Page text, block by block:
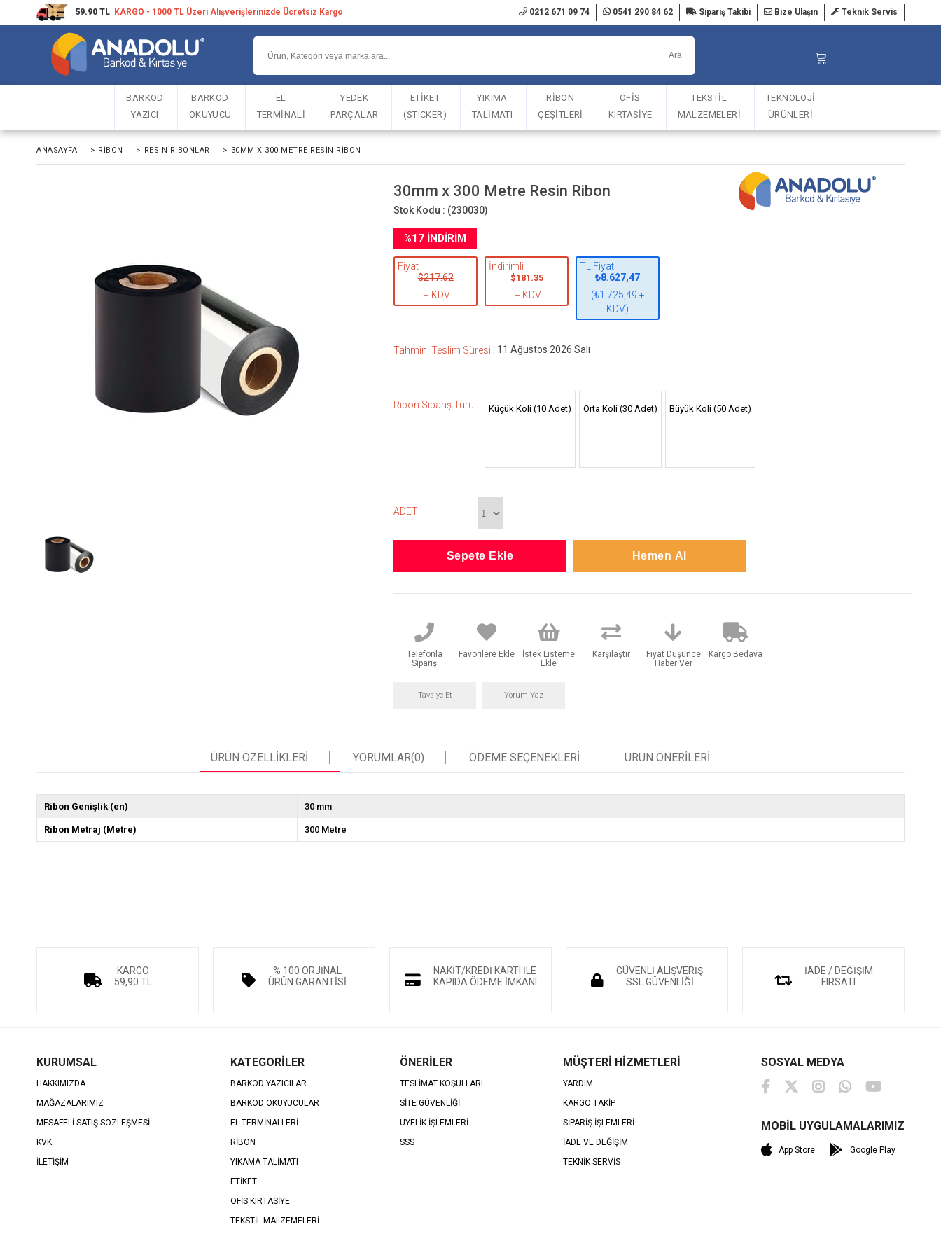
59.90 TL KARGO - 1000 TL Üzeri Alışverişlerinizde Ücretsiz Kargo 0212 671 09 74 0541 290 84 62 Sipariş Takibi Bize Ulaşın Teknik Servis
BARKOD
YAZICI
BARKOD
OKUYUCU
EL
TERMİNALİ
YEDEK
PARÇALAR
ETİKET
(STICKER)
YIKIMA
TALİMATI
RİBON
ÇEŞİTLERİ
OFİS
KIRTASİYE
TEKSTİL
MALZEMELERİ
TEKNOLOJİ
ÜRÜNLERİ
ANASAYFA > RIBON > RESIN RIBONLAR > 30MM X 300 METRE RESIN RIBON
30mm x 300 Metre Resin Ribon
Stok Kodu : (230030)
%17 İNDIRIM
Fiyat
$217.62
+ KDV
İndirimli
$181.35
+ KDV
TL Fiyat
₺8.627,47
(₺1.725,49 +
KDV)
Tahmini Teslim Süresi : 11 Ağustos 2026 Salı
Ribon Sipariş Türü : Küçük Koli (10 Adet) Orta Koli (30 Adet) Büyük Koli (50 Adet)
ADET
Telefonla
Sipariş
Favorilere Ekle
İstek Listeme
Ekle
Karşılaştır
Fiyat Düşünce
Haber Ver
Kargo Bedava
Tavsiye Et Yorum Yaz
ÜRÜN ÖZELLIKLERI YORUMLAR(0) ÖDEME SEÇENEKLERI ÜRÜN ÖNERILERI
Ribon Genişlik (en) 30 mm
Ribon Metraj (Metre) 300 Metre
KARGO
59,90 TL
% 100 ORJİNAL
ÜRÜN GARANTİSİ
NAKİT/KREDİ KARTI İLE
KAPIDA ÖDEME İMKANI
GÜVENLİ ALIŞVERİŞ
SSL GÜVENLİĞİ
İADE / DEĞİŞİM
FIRSATI
KURUMSAL
HAKKIMIZDA
MAĞAZALARIMIZ
MESAFELİ SATIŞ SÖZLEŞMESİ
KVK
İLETİŞİM
KATEGORİLER
BARKOD YAZICILAR
BARKOD OKUYUCULAR
EL TERMİNALLERİ
RİBON
YIKAMA TALİMATI
ETİKET
OFİS KIRTASİYE
TEKSTİL MALZEMELERİ
ÖNERİLER
TESLİMAT KOŞULLARI
SİTE GÜVENLİĞİ
ÜYELİK İŞLEMLERİ
SSS
MÜŞTERİ HİZMETLERİ
YARDIM
KARGO TAKİP
SİPARİŞ İŞLEMLERİ
İADE VE DEĞİŞİM
TEKNİK SERVİS
SOSYAL MEDYA
MOBİL UYGULAMALARIMIZ
App Store Google Play